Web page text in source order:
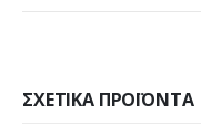
ΣΧΕΤΙΚΆ ΠΡΟΪΌΝΤΑ